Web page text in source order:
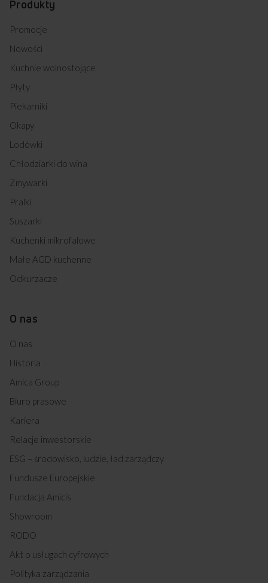
Produkty
Promocje
Nowości
Kuchnie wolnostojące
Płyty
Piekarniki
Okapy
Lodówki
Chłodziarki do wina
Zmywarki
Pralki
Suszarki
Kuchenki mikrofalowe
Małe AGD kuchenne
Odkurzacze
O nas
O nas
Historia
Amica Group
Biuro prasowe
Kariera
Relacje inwestorskie
ESG – środowisko, ludzie, ład zarządczy
Fundusze Europejskie
Fundacja Amicis
Showroom
RODO
Akt o usługach cyfrowych
Polityka zarządzania